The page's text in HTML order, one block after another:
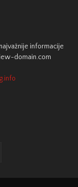
informacije
domain.com